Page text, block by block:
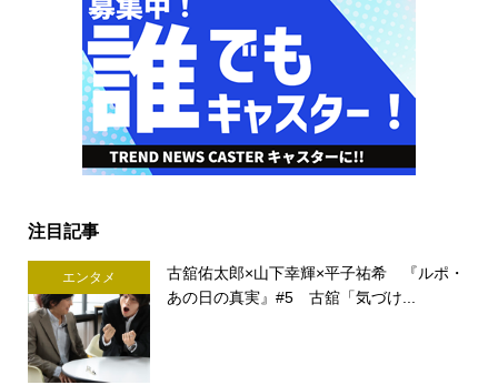
注目記事
エンタメ
古舘佑太郎×山下幸輝×平子祐希 『ルポ・
あの日の真実』#5 古舘「気づけ...